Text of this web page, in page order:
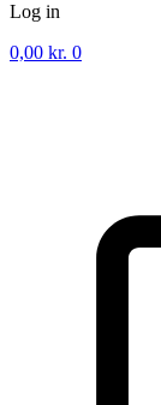
Log in
0,00 kr. 0